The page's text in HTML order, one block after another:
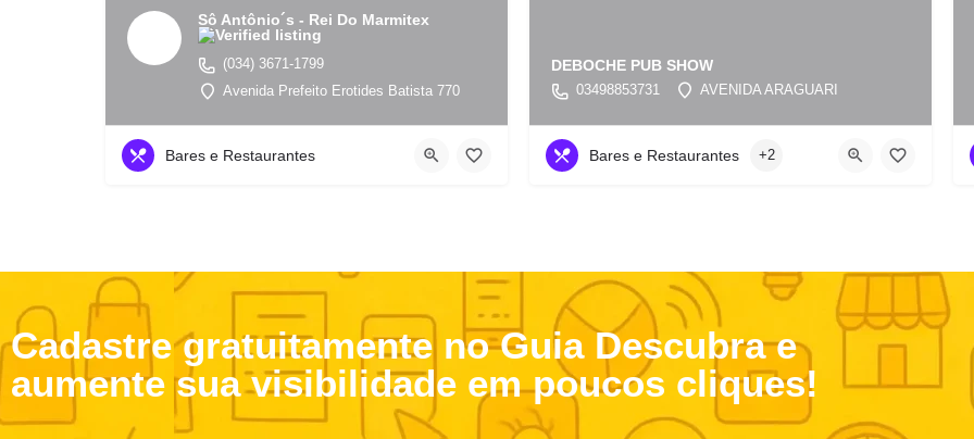
Sô Antônio´s - Rei Do Marmitex
(034) 3671-1799
Avenida Prefeito Erotides Batista 770
Bares e Restaurantes
DEBOCHE PUB SHOW
03498853731 AVENIDA ARAGUARI
Bares e Restaurantes +2
Cadastre gratuitamente no Guia Descubra e
aumente sua visibilidade em poucos cliques!